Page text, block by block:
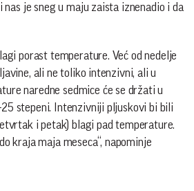
nas je sneg u maju zaista iznenadio i da
porast temperature. Već od nedelje
ali ne toliko intenzivni, ali u
naredne sedmice će se držati u
stepeni. Intenzivniji pljuskovi bi bili
i petak) blagi pad temperature.
kraja maja meseca“, napominje